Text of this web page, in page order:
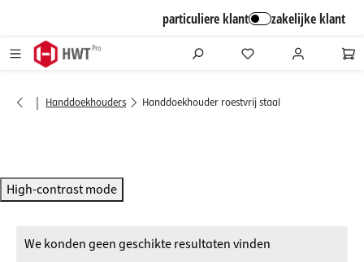
particuliere klant zakelijke klant
| Handdoekhouders Handdoekhouder roestvrij staal
High-contrast mode
We konden geen geschikte resultaten vinden